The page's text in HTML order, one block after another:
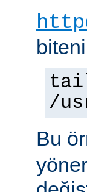
/
Bu